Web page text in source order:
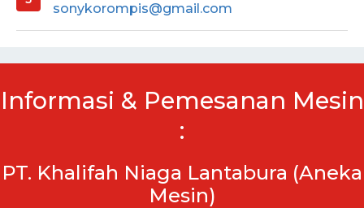
sonykorompis@gmail.com
Informasi & Pemesanan Mesin
:
PT. Khalifah Niaga Lantabura (Aneka
Mesin)